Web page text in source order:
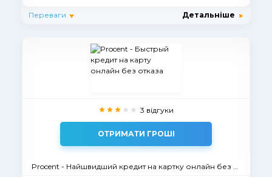
Переваги Детальніше
3 відгуки
ОТРИМАТИ ГРОШІ
Procent - Найшвидший кредит на картку онлайн без відмови